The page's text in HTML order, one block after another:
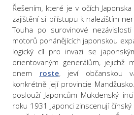
Řešením, které je v očích
zajištění si přístupu k nalezištím
Touha po surovinové
motorů pohánějících japonskou
logický cíl pro invazi se
orientovaným generálům, jejichž
dnem roste, jeví občanskou
konkrétně její provincie
poslouží Japoncům Mukdenský
roku 1931 Japonci zinscenují